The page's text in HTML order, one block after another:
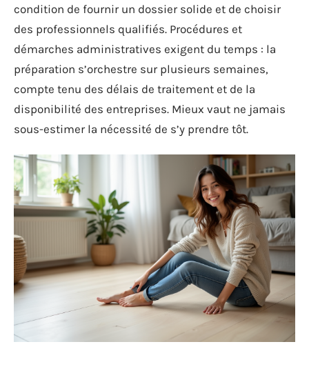
condition de fournir un dossier solide et de choisir
des professionnels qualifiés. Procédures et
démarches administratives exigent du temps : la
préparation s’orchestre sur plusieurs semaines,
compte tenu des délais de traitement et de la
disponibilité des entreprises. Mieux vaut ne jamais
sous-estimer la nécessité de s’y prendre tôt.